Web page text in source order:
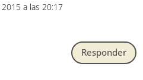
a las 20:17
Responder